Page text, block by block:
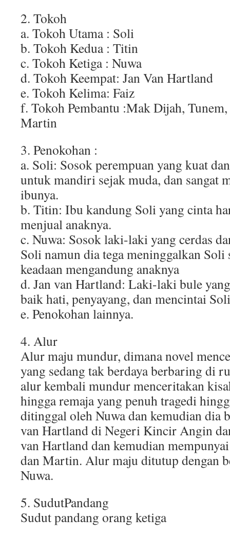
2. Tokoh
a. Tokoh Utama : Soli
b. Tokoh Kedua : Titin
c. Tokoh Ketiga : Nuwa
d. Tokoh Keempat: Jan Van Hartland
e. Tokoh Kelima: Faiz
f. Tokoh Pembantu :Mak Dijah,
Martin
3. Penokohan :
a. Soli: Sosok perempuan yang kuat
untuk mandiri sejak muda, dan sangat
ibunya.
b. Titin: Ibu kandung Soli yang cinta
menjual anaknya.
c. Nuwa: Sosok laki-laki yang cerdas
Soli namun dia tega meninggalkan
keadaan mengandung anaknya
d. Jan van Hartland: Laki-laki bule
baik hati, penyayang, dan mencintai
e. Penokohan lainnya.
4. Alur
Alur maju mundur, dimana novel
yang sedang tak berdaya berbaring di
alur kembali mundur menceritakan
hingga remaja yang penuh tragedi
ditinggal oleh Nuwa dan kemudian dia
van Hartland di Negeri Kincir Angin
van Hartland dan kemudian
dan Martin. Alur maju ditutup dengan
Nuwa.
5. SudutPandang
Sudut pandang orang ketiga